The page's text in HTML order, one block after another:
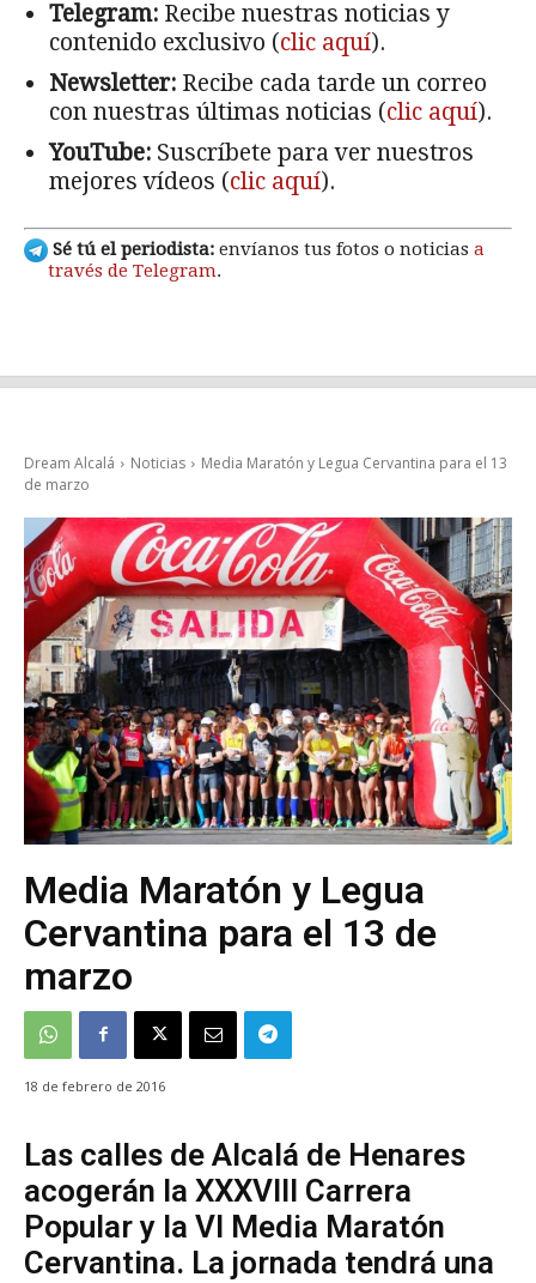
Telegram: Recibe nuestras noticias y
contenido exclusivo (clic aquí).
Newsletter: Recibe cada tarde un correo
con nuestras últimas noticias (clic aquí).
YouTube: Suscríbete para ver nuestros
mejores vídeos (clic aquí).
Sé tú el periodista: envíanos tus fotos o noticias a
través de Telegram.